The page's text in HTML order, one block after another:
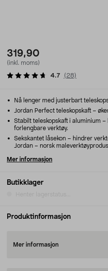
319,90
(inkl. moms)
4.7 ( 28)
Butikklager
Nå lenger med justerbart
Jordan Perfect teleskopskaft –
Stabilt teleskopskaft i aluminium
forlengbare verktøy.
Sekskantet låsekon – hindrer
Jordan – norsk
Mer informasjon
Produktinformasjon
Mer informasjon